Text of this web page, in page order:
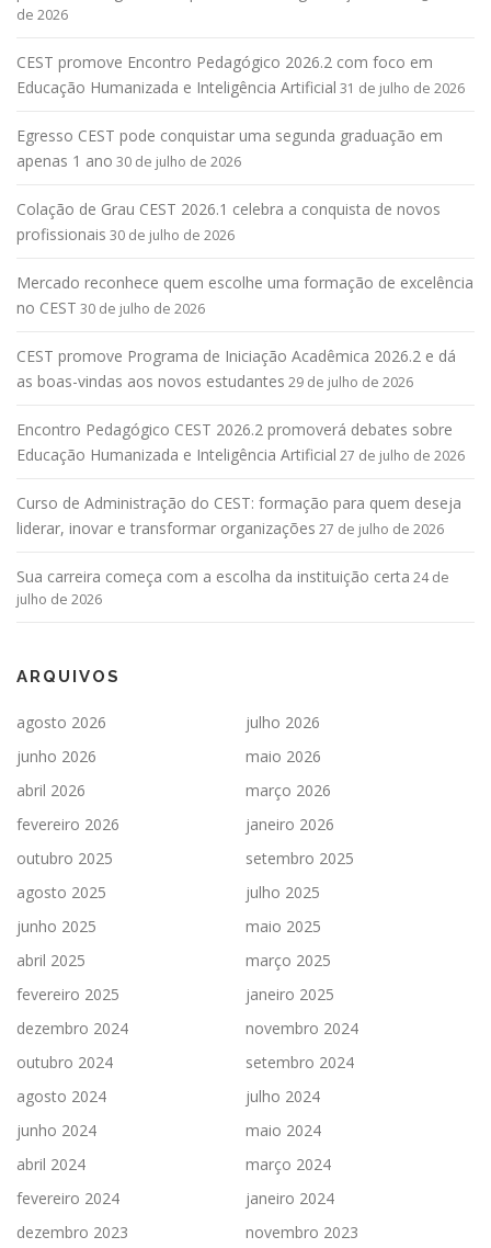
de 2026
CEST promove Encontro Pedagógico 2026.2 com foco em
Educação Humanizada e Inteligência Artificial 31 de julho de 2026
Egresso CEST pode conquistar uma segunda graduação em
apenas 1 ano 30 de julho de 2026
Colação de Grau CEST 2026.1 celebra a conquista de novos
profissionais 30 de julho de 2026
Mercado reconhece quem escolhe uma formação de excelência
no CEST 30 de julho de 2026
CEST promove Programa de Iniciação Acadêmica 2026.2 e dá
as boas-vindas aos novos estudantes 29 de julho de 2026
Encontro Pedagógico CEST 2026.2 promoverá debates sobre
Educação Humanizada e Inteligência Artificial 27 de julho de 2026
Curso de Administração do CEST: formação para quem deseja
liderar, inovar e transformar organizações 27 de julho de 2026
Sua carreira começa com a escolha da instituição certa 24 de
julho de 2026
ARQUIVOS
agosto 2026
julho 2026
junho 2026
maio 2026
abril 2026
março 2026
fevereiro 2026
janeiro 2026
outubro 2025
setembro 2025
agosto 2025
julho 2025
junho 2025
maio 2025
abril 2025
março 2025
fevereiro 2025
janeiro 2025
dezembro 2024
novembro 2024
outubro 2024
setembro 2024
agosto 2024
julho 2024
junho 2024
maio 2024
abril 2024
março 2024
fevereiro 2024
janeiro 2024
dezembro 2023
novembro 2023